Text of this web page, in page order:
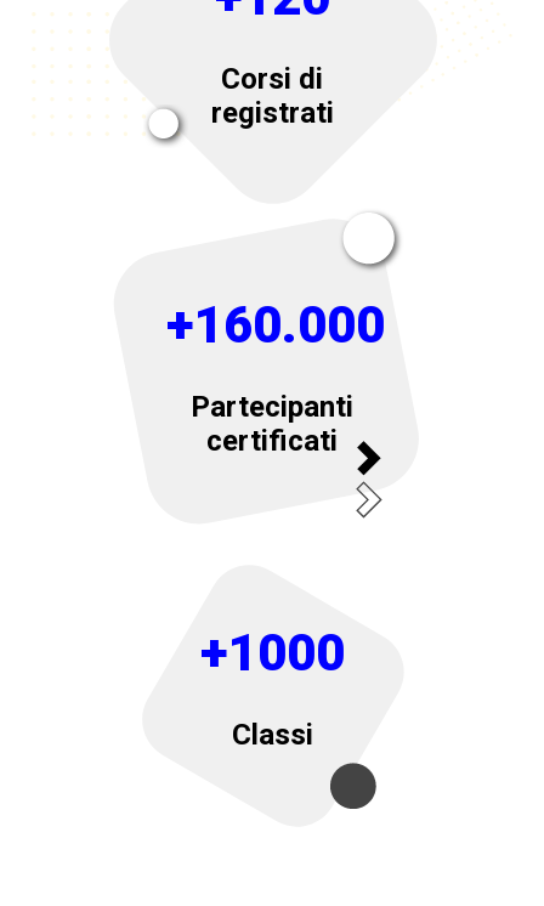
Corsi di
registrati
+160.000
Partecipanti
certificati
+1000
Classi